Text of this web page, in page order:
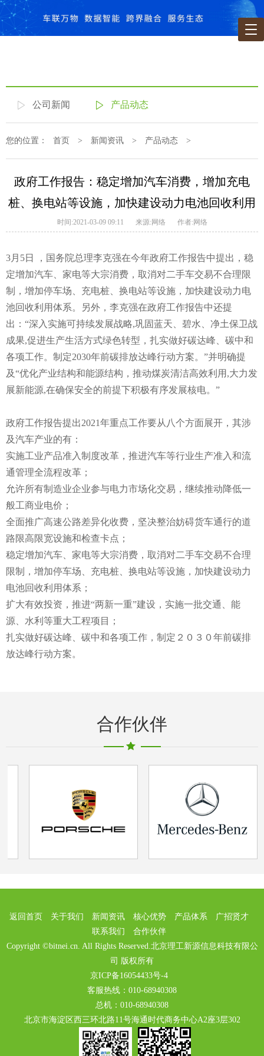
公司新闻 产品动态
您的位置： 首页 > 新闻资讯 > 产品动态 >
政府工作报告：稳定增加汽车消费，增加充电
桩、换电站等设施，加快建设动力电池回收利用
时间:2021-03-09 09:11 来源:网络 作者:网络
3月5日 ，国务院总理李克强在今年政府工作报告中提出，稳
定增加汽车、家电等大宗消费，取消对二手车交易不合理限
制，增加停车场、充电桩、换电站等设施，加快建设动力电
池回收利用体系。另外，李克强在政府工作报告中还提
出：“深入实施可持续发展战略,巩固蓝天、碧水、净土保卫战
成果,促进生产生活方式绿色转型，扎实做好碳达峰、碳中和
各项工作。制定2030年前碳排放达峰行动方案。”并明确提
及“优化产业结构和能源结构，推动煤炭清洁高效利用,大力发
展新能源,在确保安全的前提下积极有序发展核电。”
政府工作报告提出2021年重点工作要从八个方面展开，其涉
及汽车产业的有：
实施工业产品准入制度改革，推进汽车等行业生产准入和流
通管理全流程改革；
允许所有制造业企业参与电力市场化交易，继续推动降低一
般工商业电价；
全面推广高速公路差异化收费，坚决整治妨碍货车通行的道
路限高限宽设施和检查卡点；
稳定增加汽车、家电等大宗消费，取消对二手车交易不合理
限制，增加停车场、充电桩、换电站等设施，加快建设动力
电池回收利用体系；
扩大有效投资，推进“两新一重”建设，实施一批交通、能
源、水利等重大工程项目；
扎实做好碳达峰、碳中和各项工作，制定２０３０年前碳排
放达峰行动方案。
合作伙伴
返回首页 关于我们 新闻资讯 核心优势 产品体系
广招贤才
联系我们
合作伙伴
Copyright ©bitnei.cn. All Rights Reserved.北京理工新源信息科技有限公
司 版权所有
京ICP备16054433号-4
客服热线：010-68940308
总机：010-68940308
北京市海淀区西三环北路11号海通时代商务中心A2座3层302